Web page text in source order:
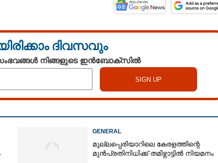
ദിവസവും
നിങ്ങളുടെ ഇൻബോക്സിൽ
GENERAL
മുല്ലപ്പെരിയാറിലെ കേരളത്തിന്റെ
മുൻപ്രതിനിധിക്ക് തമിഴ്നാട്ടിൽ നിയമനം
Share this link
Copy Link